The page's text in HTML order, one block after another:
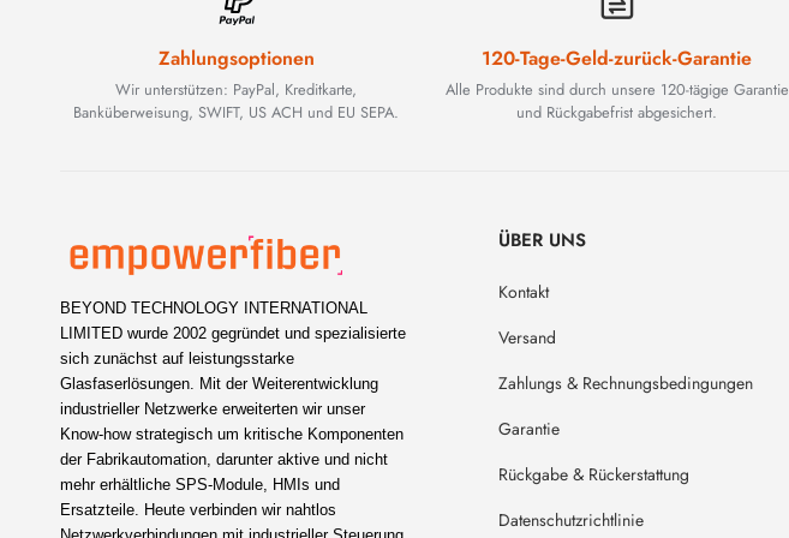
Zahlungsoptionen
Wir unterstützen: PayPal, Kreditkarte,
Banküberweisung, SWIFT, US ACH und EU SEPA.
120-Tage-Geld-zurück-Garantie
Alle Produkte sind durch unsere 120-tägige Garantie
und Rückgabefrist abgesichert.
BEYOND TECHNOLOGY INTERNATIONAL
LIMITED wurde 2002 gegründet und spezialisierte
sich zunächst auf leistungsstarke
Glasfaserlösungen. Mit der Weiterentwicklung
industrieller Netzwerke erweiterten wir unser
Know-how strategisch um kritische Komponenten
der Fabrikautomation, darunter aktive und nicht
mehr erhältliche SPS-Module, HMIs und
Ersatzteile. Heute verbinden wir nahtlos
ÜBER UNS
Kontakt
Versand
Zahlungs & Rechnungsbedingungen
Garantie
Rückgabe & Rückerstattung
Datenschutzrichtlinie